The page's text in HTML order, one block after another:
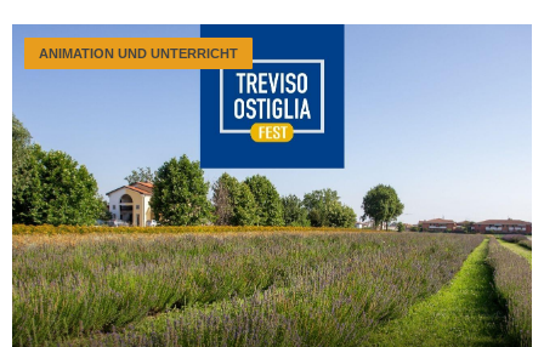
ANIMATION UND UNTERRICHT